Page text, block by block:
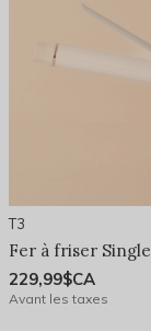
T3
Fer à friser
229,99$CA
Avant les taxes